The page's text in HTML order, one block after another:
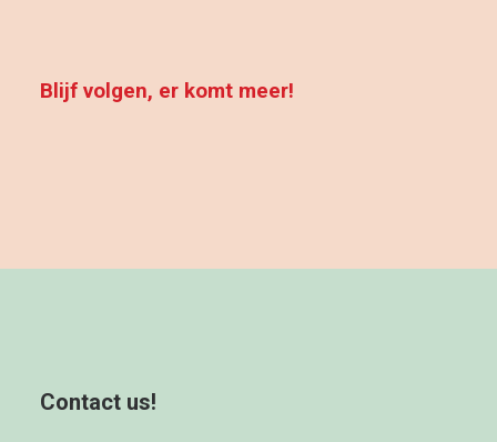
Blijf volgen, er komt meer!
Contact us!